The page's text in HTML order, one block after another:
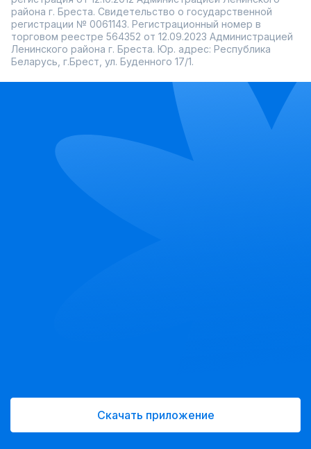
района г. Бреста. Свидетельство о государственной
регистрации № 0061143. Регистрационный номер в
торговом реестре 564352 от 12.09.2023 Администрацией
Ленинского района г. Бреста. Юр. адрес: Республика
Беларусь, г.Брест, ул. Буденного 17/1.
Скачать приложение